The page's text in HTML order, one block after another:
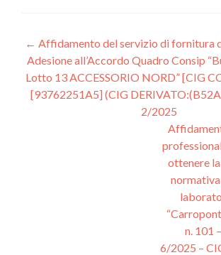
Post
navigation
← Affidamento del servizio di fornitura
Adesione all’Accordo Quadro Consip
Lotto 13 ACCESSORIO NORD” [CIG
[93762251A5] (CIG
2/2025
ottenere
n. 101
6/2025 –